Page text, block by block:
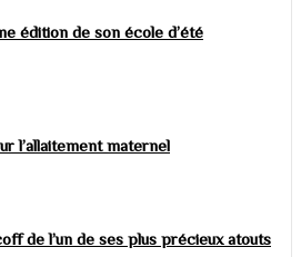
édition de son école d’été
l’allaitement maternel
de l’un de ses plus précieux atouts